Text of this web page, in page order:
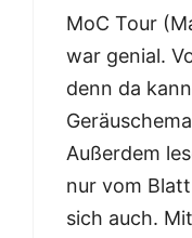
MoC Tour
war genial.
denn da
Außerdem
nur vom
sich auch.